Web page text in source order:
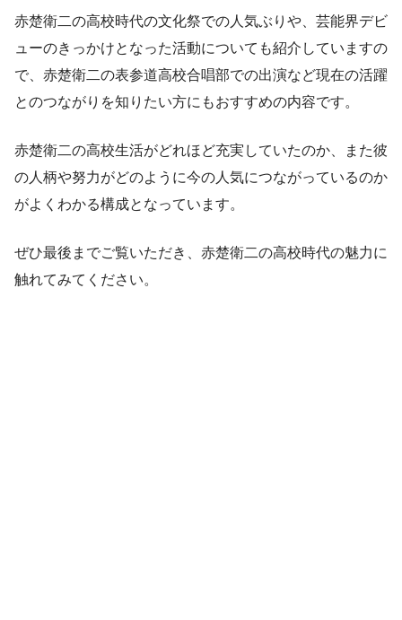
赤楚衛二の高校時代の文化祭での人気ぶりや、芸能界デビ
ューのきっかけとなった活動についても紹介していますの
で、赤楚衛二の表参道高校合唱部での出演など現在の活躍
とのつながりを知りたい方にもおすすめの内容です。
赤楚衛二の高校生活がどれほど充実していたのか、また彼
の人柄や努力がどのように今の人気につながっているのか
がよくわかる構成となっています。
ぜひ最後までご覧いただき、赤楚衛二の高校時代の魅力に
触れてみてください。